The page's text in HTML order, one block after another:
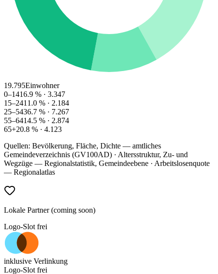
19.795Einwohner
0–1416.9 % · 3.347
15–2411.0 % · 2.184
25–5436.7 % · 7.267
55–6414.5 % · 2.874
65+20.8 % · 4.123
Quellen: Bevölkerung, Fläche, Dichte — amtliches
Gemeindeverzeichnis (GV100AD) · Altersstruktur, Zu- und
Wegzüge — Regionalstatistik, Gemeindeebene · Arbeitslosenquote
— Regionalatlas
Lokale Partner (coming soon)
Logo-Slot frei
inklusive Verlinkung
Logo-Slot frei